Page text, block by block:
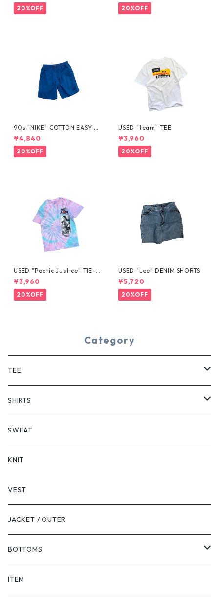
20%OFF 20%OFF
90s "NIKE" COTTON EASY S
HORTS
¥4,840
20%OFF
USED "team" TEE
¥3,960
20%OFF
USED "Poetic Justice" TIE-D
YE TEE
¥3,960
20%OFF
USED "Lee" DENIM SHORTS
¥5,720
20%OFF
Category
TEE
SHORT SLEEVE
LONG SLEEVE
SHIRTS
SHORT SLEEVE
LONG SLEEVE
SWEAT
KNIT
VEST
JACKET / OUTER
BOTTOMS
SHORTS
ITEM